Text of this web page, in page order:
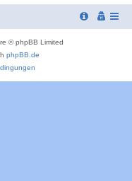
© phpBB Limited
phpBB.de